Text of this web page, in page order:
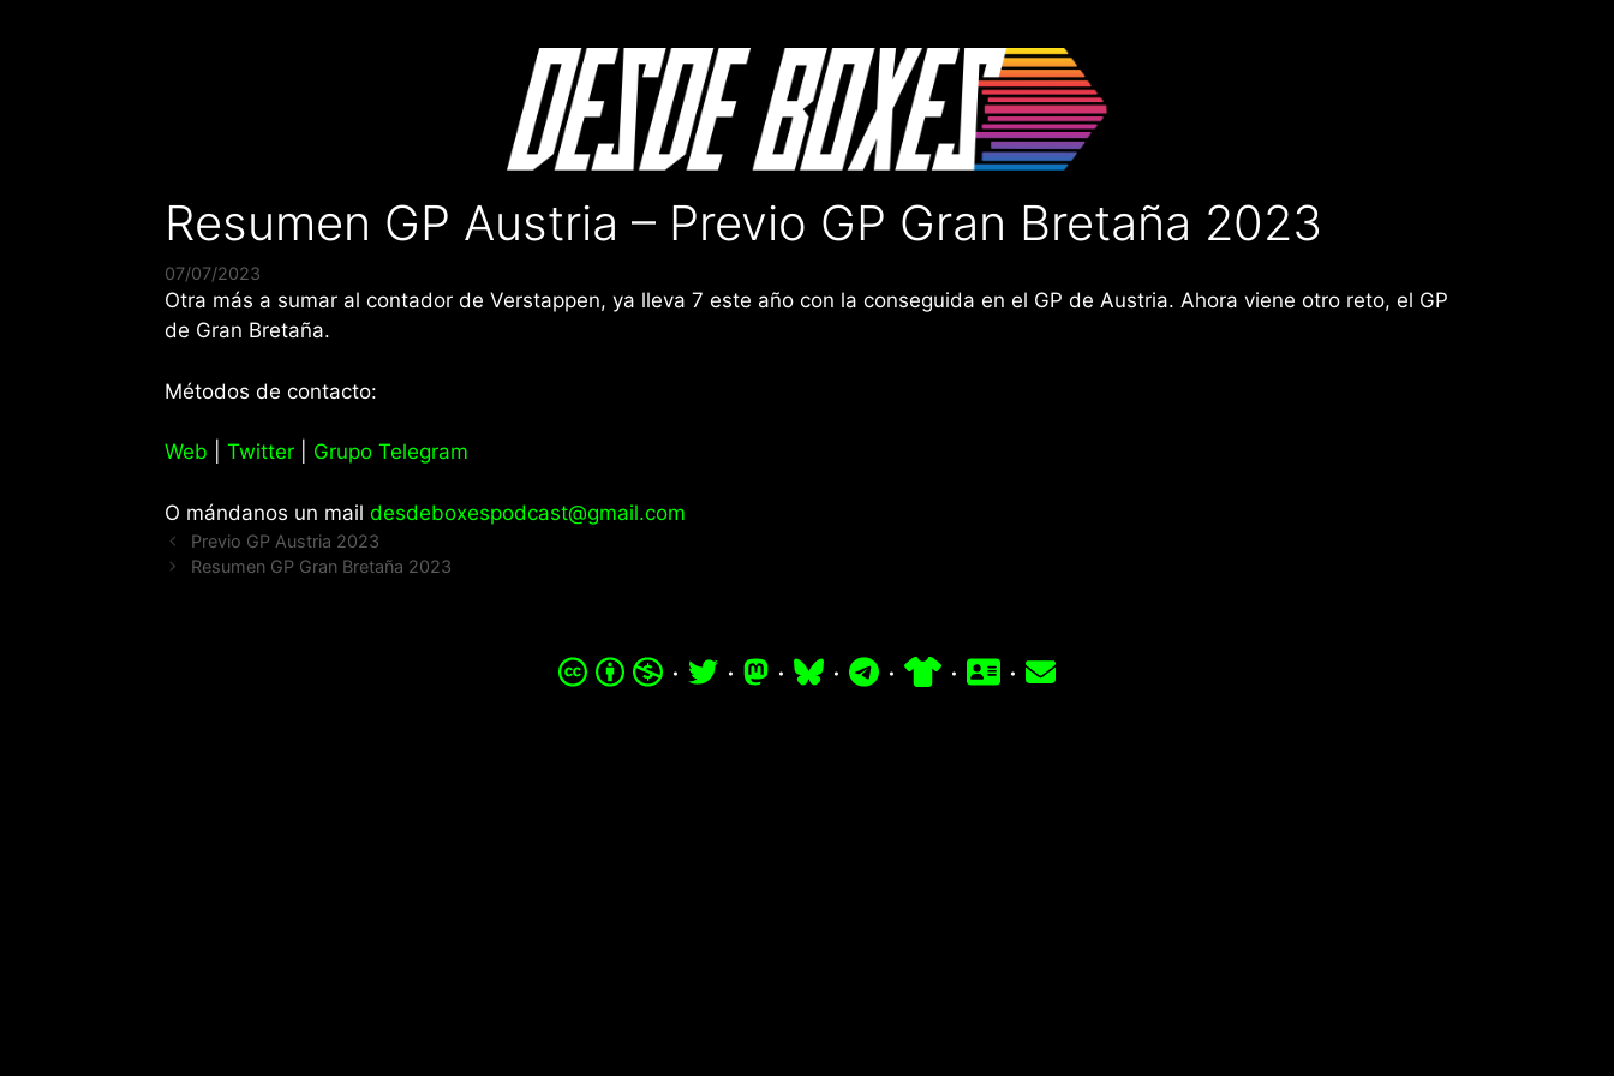
Resumen GP Austria – Previo GP Gran Bretaña 2023
07/07/2023
Otra más a sumar al contador de Verstappen, ya lleva 7 este año con la conseguida en el GP de Austria. Ahora viene otro reto, el GP
de Gran Bretaña.
Métodos de contacto:
Web Twitter Grupo Telegram
O mándanos un mail desdeboxespodcast@gmail.com
Previo GP Austria 2023
Resumen GP Gran Bretaña 2023
· · · · · · ·